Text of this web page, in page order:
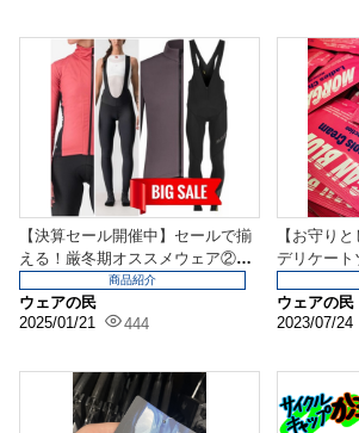
【決算セール開催中】セールで揃
える！厳冬期オススメウェア②
【メンズ・レディース】
ウェアの民
2025/01/21
444
商品紹介
【お守り
デリケート
軽減！なあ
ウェアの民
2023/07/24